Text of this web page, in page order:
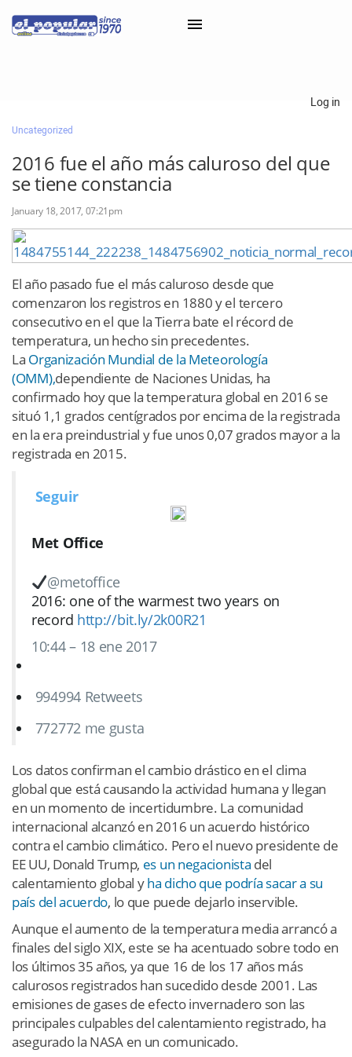
Classifieds
Categorías
Log in
Uncategorized
2016 fue el año más caluroso del que
se tiene constancia
January 18, 2017, 07:21pm
El año pasado fue el más caluroso desde que
comenzaron los registros en 1880 y el tercero
consecutivo en el que la Tierra bate el récord de
temperatura, un hecho sin precedentes.
La Organización Mundial de la Meteorología
(OMM),dependiente de Naciones Unidas, ha
confirmado hoy que la temperatura global en 2016 se
situó 1,1 grados centígrados por encima de la registrada
en la era preindustrial y fue unos 0,07 grados mayor a la
registrada en 2015.
Seguir
Met Office
@metoffice
2016: one of the warmest two years on
record http://bit.ly/2k00R21
10:44 – 18 ene 2017
994994 Retweets
772772 me gusta
Los datos confirman el cambio drástico en el clima
global que está causando la actividad humana y llegan
en un momento de incertidumbre. La comunidad
internacional alcanzó en 2016 un acuerdo histórico
contra el cambio climático. Pero el nuevo presidente de
EE UU, Donald Trump, es un negacionista del
calentamiento global yha dicho que podría sacar a su
país del acuerdo, lo que puede dejarlo inservible.
Aunque el aumento de la temperatura media arrancó a
finales del siglo XIX, este se ha acentuado sobre todo en
los últimos 35 años, ya que 16 de los 17 años más
calurosos registrados han sucedido desde 2001. Las
emisiones de gases de efecto invernadero son las
principales culpables del calentamiento registrado, ha
asegurado la NASA en un comunicado.